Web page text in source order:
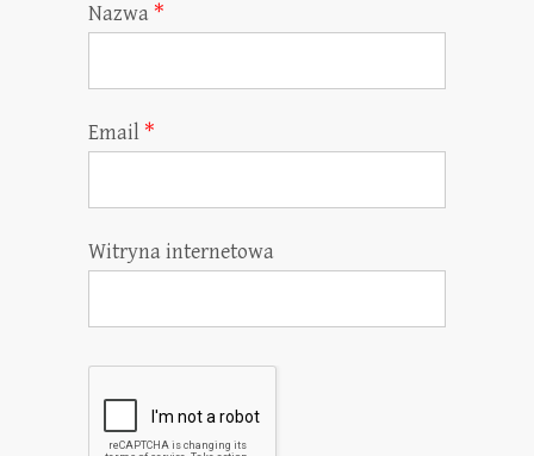
Nazwa *
Email *
Witryna internetowa